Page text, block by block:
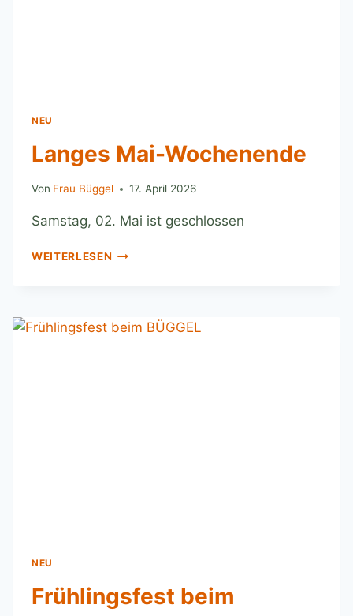
NEU
Langes Mai-Wochenende
Von Frau Büggel 17. April 2026
Samstag, 02. Mai ist geschlossen
WEITERLESEN
NEU
Frühlingsfest beim